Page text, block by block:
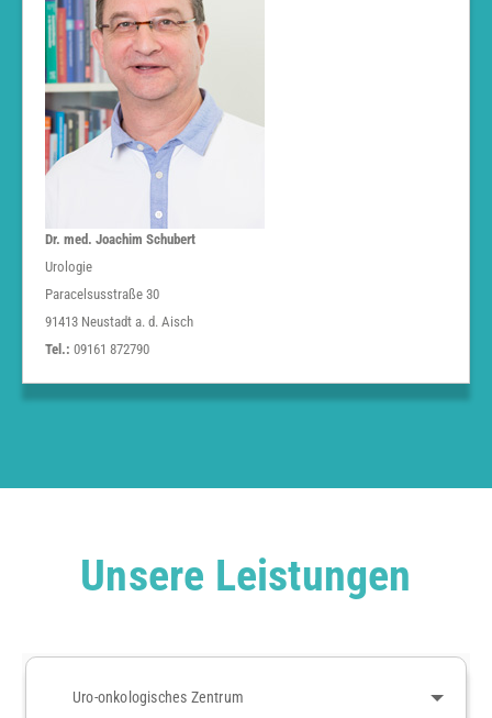
Dr. med. Joachim Schubert
Urologie
Paracelsusstraße 30
91413 Neustadt a. d. Aisch
Tel.: 09161 872790
Unsere Leistungen
Uro-onkologisches Zentrum